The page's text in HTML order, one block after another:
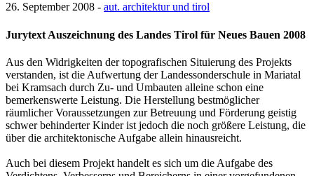
26. September 2008 - aut. architektur und tirol
Jurytext Auszeichnung des Landes Tirol für Neues Bauen 2008
Aus den Widrigkeiten der topografischen Situierung des Projekts
verstanden, ist die Aufwertung der Landessonderschule in Mariatal
bei Kramsach durch Zu- und Umbauten alleine schon eine
bemerkenswerte Leistung. Die Herstellung bestmöglicher
räumlicher Voraussetzungen zur Betreuung und Förderung geistig
schwer behinderter Kinder ist jedoch die noch größere Leistung, die
über die architektonische Aufgabe allein hinausreicht.
Auch bei diesem Projekt handelt es sich um die Aufgabe des